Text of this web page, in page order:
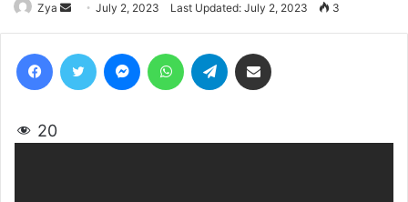
Zya
Send
an
email
July 2, 2023 Last Updated: July 2, 2023 3
20